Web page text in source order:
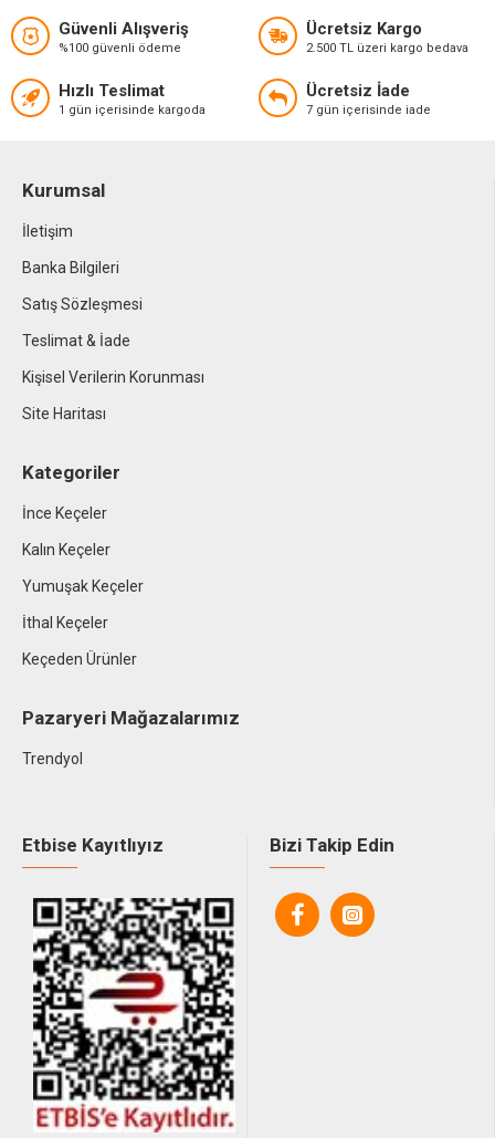
Güvenli Alışveriş
%100 güvenli ödeme
Ücretsiz Kargo
2.500 TL üzeri kargo bedava
Hızlı Teslimat
1 gün içerisinde kargoda
Ücretsiz İade
7 gün içerisinde iade
Kurumsal
İletişim
Banka Bilgileri
Satış Sözleşmesi
Teslimat & İade
Kişisel Verilerin Korunması
Site Haritası
Kategoriler
İnce Keçeler
Kalın Keçeler
Yumuşak Keçeler
İthal Keçeler
Keçeden Ürünler
Pazaryeri Mağazalarımız
Trendyol
Etbise Kayıtlıyız Bizi Takip Edin